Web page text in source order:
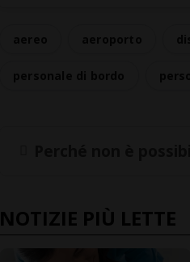
NOTIZIE PIÙ LETTE